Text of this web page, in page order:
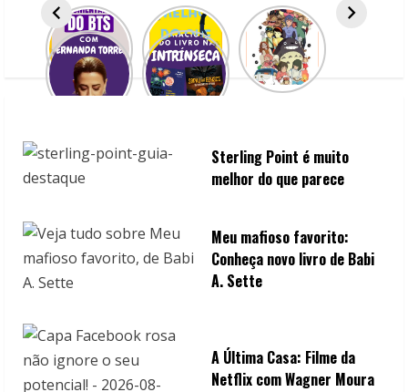
Sterling Point é muito
melhor do que parece
Meu mafioso favorito:
Conheça novo livro de Babi
A. Sette
A Última Casa: Filme da
Netflix com Wagner Moura